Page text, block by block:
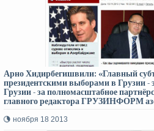
Арно Хидирбегишвили: «Главный
президентскими выборами в Грузии
Грузии - за полномасштабное
главного редактора ГРУЗИНФОРМ
ноября 18 2013